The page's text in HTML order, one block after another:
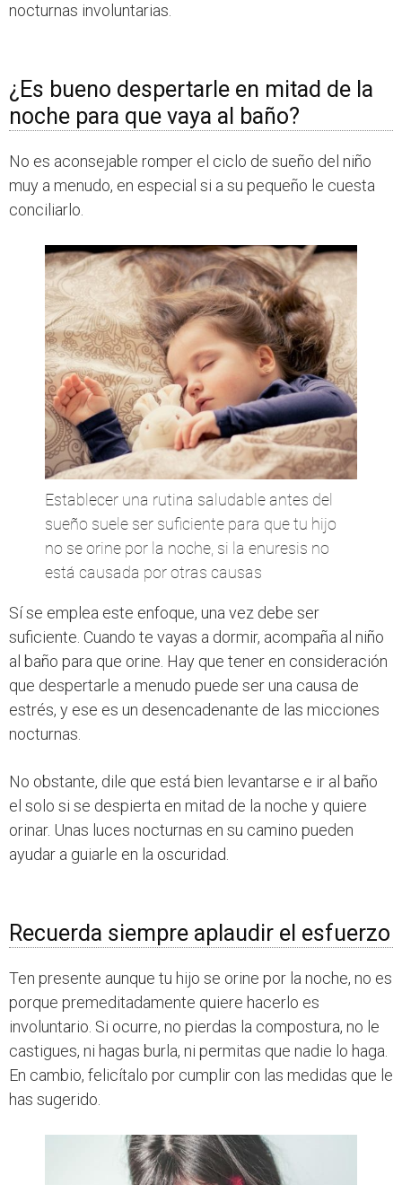
nocturnas involuntarias.
¿Es bueno despertarle en mitad de la
noche para que vaya al baño?
No es aconsejable romper el ciclo de sueño del niño
muy a menudo, en especial si a su pequeño le cuesta
conciliarlo.
Establecer una rutina saludable antes del
sueño suele ser suficiente para que tu hijo
no se orine por la noche, si la enuresis no
está causada por otras causas
Sí se emplea este enfoque, una vez debe ser
suficiente. Cuando te vayas a dormir, acompaña al niño
al baño para que orine. Hay que tener en consideración
que despertarle a menudo puede ser una causa de
estrés, y ese es un desencadenante de las micciones
nocturnas.
No obstante, dile que está bien levantarse e ir al baño
el solo si se despierta en mitad de la noche y quiere
orinar. Unas luces nocturnas en su camino pueden
ayudar a guiarle en la oscuridad.
Recuerda siempre aplaudir el esfuerzo
Ten presente aunque tu hijo se orine por la noche, no es
porque premeditadamente quiere hacerlo es
involuntario. Si ocurre, no pierdas la compostura, no le
castigues, ni hagas burla, ni permitas que nadie lo haga.
En cambio, felicítalo por cumplir con las medidas que le
has sugerido.